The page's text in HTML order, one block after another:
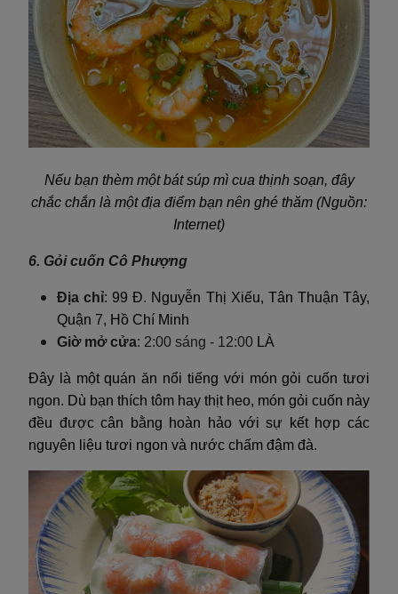
Nếu bạn thèm một bát súp mì cua thịnh soạn, đây
chắc chắn là một địa điểm bạn nên ghé thăm (Nguồn:
Internet)
6. Gỏi cuốn Cô Phượng
Địa chỉ: 99 Đ. Nguyễn Thị Xiếu, Tân Thuận Tây,
Quận 7, Hồ Chí Minh
Giờ mở cửa: 2:00 sáng - 12:00 LÀ
Đây là một quán ăn nổi tiếng với món gỏi cuốn tươi
ngon. Dù bạn thích tôm hay thịt heo, món gỏi cuốn này
đều được cân bằng hoàn hảo với sự kết hợp các
nguyên liệu tươi ngon và nước chấm đậm đà.